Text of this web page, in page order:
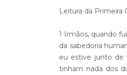
Leitura da Primeira
1 Irmãos, quando
da sabedoria
eu estive junto de
tinham nada dos